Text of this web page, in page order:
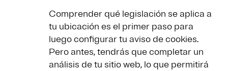
Comprender qué legislación se aplica a
tu ubicación es el primer paso para
luego configurar tu aviso de cookies.
Pero antes, tendrás que completar un
análisis de tu sitio web, lo que permitirá